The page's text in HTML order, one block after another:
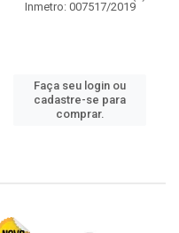
Inmetro: 007517/2019
Faça seu login ou
cadastre-se para
comprar.